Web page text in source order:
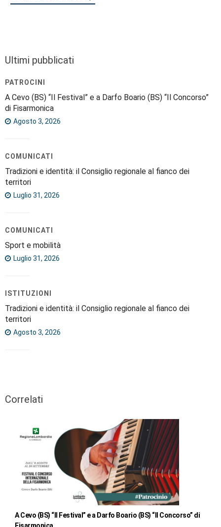
Ultimi pubblicati
PATROCINI
A Cevo (BS) “Il Festival” e a Darfo Boario (BS) “Il Concorso”
di Fisarmonica
Agosto 3, 2026
COMUNICATI
Tradizioni e identità: il Consiglio regionale al fianco dei
territori
Luglio 31, 2026
COMUNICATI
Sport e mobilità
Luglio 31, 2026
ISTITUZIONI
Tradizioni e identità: il Consiglio regionale al fianco dei
territori
Agosto 3, 2026
Correlati
A Cevo (BS) “Il Festival” e a Darfo Boario (BS) “Il Concorso” di
Fisarmonica